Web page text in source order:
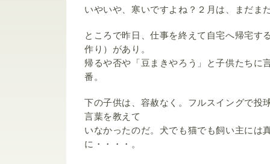
いやいや、寒いですよね？２月は、まだま
ところで昨日、仕事を終えて自宅へ帰宅す
作り）があり。
帰るや否や「豆まきやろう」と子供たちに
番。
下の子供は、容赦なく。フルスイングで投
言葉を教えて
いなかったのだ。犬でも猫でも飼い主には
に・・・・。